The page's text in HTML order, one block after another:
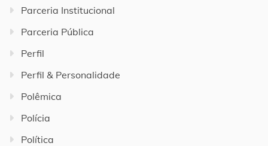
Parceria Institucional
Parceria Pública
Perfil
Perfil & Personalidade
Polêmica
Polícia
Política